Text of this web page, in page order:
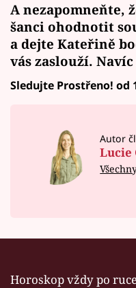
A nezapomneňte,
šanci ohodnotit
a dejte Kateřině
vás zaslouží. Navíc
Sledujte Prostřeno! od
Autor
Lucie
Horoskop vždy po